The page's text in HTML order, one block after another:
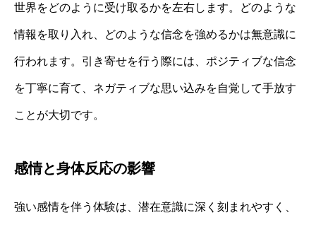
世界をどのように受け取るかを左右します。どのような
情報を取り入れ、どのような信念を強めるかは無意識に
行われます。引き寄せを行う際には、ポジティブな信念
を丁寧に育て、ネガティブな思い込みを自覚して手放す
ことが大切です。
感情と身体反応の影響
強い感情を伴う体験は、潜在意識に深く刻まれやすく、